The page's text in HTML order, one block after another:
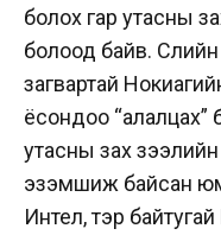
болох гар утасны
болоод байв.
загвартай
ёсондоо “алалцах”
утасны зах зээлийн
эзэмшиж байсан
Интел, тэр